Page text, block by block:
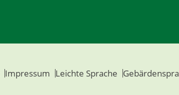
Impressum Leichte Sprache